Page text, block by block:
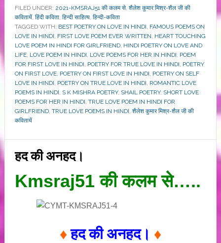
FILED UNDER: 2021-KMSRAJ51 की कलम से, शैलेश कुमार मिश्र-शैल जी की
कवितायें, हिंदी कविता, हिन्दी साहित्य, हिन्दी-कविता
TAGGED WITH: BEST POETRY ON LOVE IN HINDI FAMOUS POEMS ON
LOVE IN HINDI FIRST LOVE POEM EVER WRITTEN HEART TOUCHING
LOVE POEM IN HINDI FOR GIRLFRIEND, HINDI POETRY ON LOVE AND
LIFE, LOVE POEM IN HINDI LOVE POEMS FOR HER IN HINDI POEM
FOR FIRST LOVE IN HINDI POETRY FOR TRUE LOVE IN HINDI POETRY
ON FIRST LOVE, POETRY ON FIRST LOVE IN HINDI POETRY ON SELF
LOVE IN HINDI POETRY ON TRUE LOVE IN HINDI ROMANTIC LOVE
POEMS IN HINDI S K MISHRA POETRY, SHAIL POETRY, SHORT LOVE
POEMS FOR HER IN HINDI TRUE LOVE POEM IN HINDI FOR
GIRLFRIEND, TRUE LOVE POEMS IN HINDI शैलेश कुमार मिश्र-शैल जी की
कवितायें
हद की अनहद।
Kmsraj51 की कलम से…..
♦ हद की अनहद। ♦